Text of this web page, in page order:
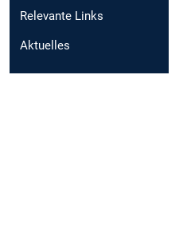
Relevante Links
Aktuelles